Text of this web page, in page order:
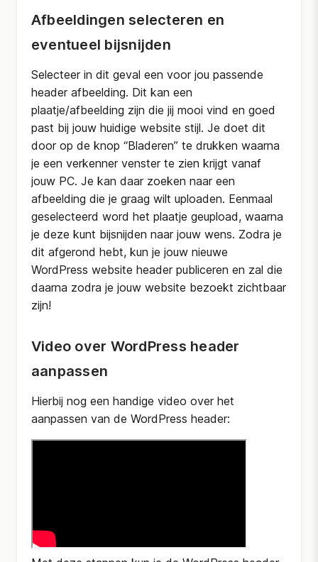
Afbeeldingen selecteren en
eventueel bijsnijden
Selecteer in dit geval een voor jou passende
header afbeelding. Dit kan een
plaatje/afbeelding zijn die jij mooi vind en goed
past bij jouw huidige website stijl. Je doet dit
door op de knop “Bladeren” te drukken waarna
je een verkenner venster te zien krijgt vanaf
jouw PC. Je kan daar zoeken naar een
afbeelding die je graag wilt uploaden. Eenmaal
geselecteerd word het plaatje geupload, waarna
je deze kunt bijsnijden naar jouw wens. Zodra je
dit afgerond hebt, kun je jouw nieuwe
WordPress website header publiceren en zal die
daarna zodra je jouw website bezoekt zichtbaar
zijn!
Video over WordPress header
aanpassen
Hierbij nog een handige video over het
aanpassen van de WordPress header: